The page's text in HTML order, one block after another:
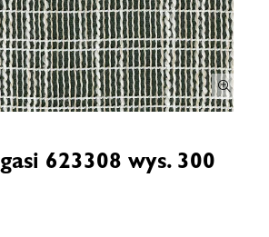
623308 wys. 300